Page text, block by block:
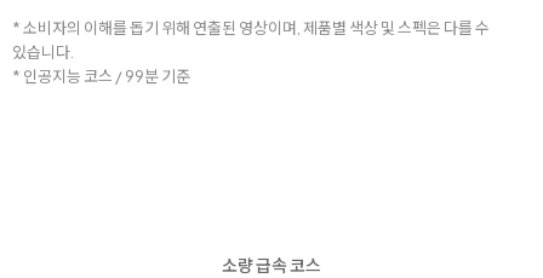
* 소비자의 이해를 돕기 위해 연출된 영상이며, 제품별 색상 및 스펙은 다를 수
있습니다.
* 인공지능 코스 / 99분 기준
소량 급속 코스